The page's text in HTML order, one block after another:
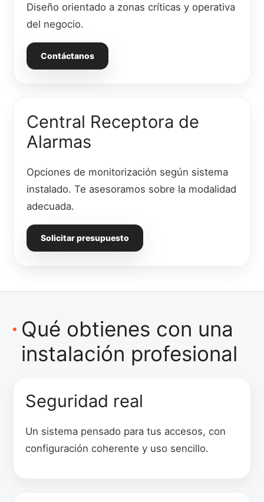
Diseño orientado a zonas críticas y operativa
del negocio.
Contáctanos
Central Receptora de
Alarmas
Opciones de monitorización según sistema
instalado. Te asesoramos sobre la modalidad
adecuada.
Solicitar presupuesto
Qué obtienes con una
instalación profesional
Seguridad real
Un sistema pensado para tus accesos, con
configuración coherente y uso sencillo.